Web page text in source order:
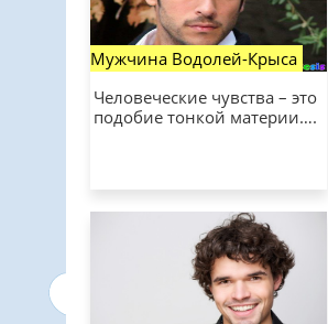
Мужчина Водолей-Крыса
Человеческие чувства – это
подобие тонкой материи….